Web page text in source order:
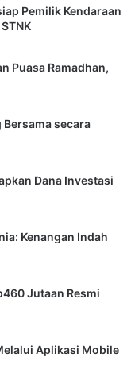
Pemilik Kendaraan
Puasa Ramadhan,
secara
Dana Investasi
Kenangan Indah
Jutaan Resmi
Aplikasi Mobile